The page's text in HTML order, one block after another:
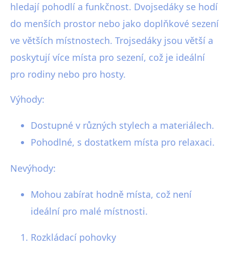
hledají pohodlí a funkčnost. Dvojsedáky se hodí
do menších prostor nebo jako doplňkové sezení
ve větších místnostech. Trojsedáky jsou větší a
poskytují více místa pro sezení, což je ideální
pro rodiny nebo pro hosty.
Výhody:
Dostupné v různých stylech a materiálech.
Pohodlné, s dostatkem místa pro relaxaci.
Nevýhody:
Mohou zabírat hodně místa, což není
ideální pro malé místnosti.
Rozkládací pohovky